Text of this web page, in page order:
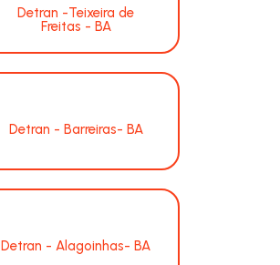
Detran -Teixeira de
Freitas - BA
Detran - Barreiras- BA
Detran - Alagoinhas- BA